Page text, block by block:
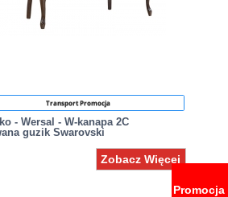
Transport Promocja
- Wersal - W-kanapa 2C
guzik Swarovski
Zobacz Więcej
Promocja